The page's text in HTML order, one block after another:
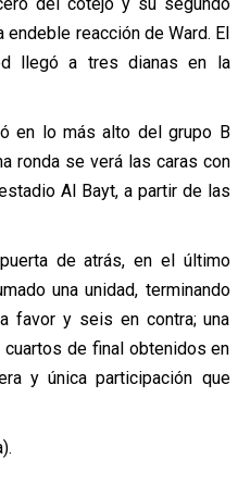
endeble reacción de Ward. El
llegó a tres dianas en la
en lo más alto del grupo B
ronda se verá las caras con
Al Bayt, a partir de las
de atrás, en el último
una unidad, terminando
favor y seis en contra; una
de final obtenidos en
y única participación que